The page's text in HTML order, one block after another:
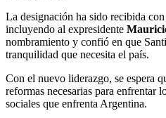
La designación ha sido recibida
incluyendo al expresidente
nombramiento y confió en que
tranquilidad que necesita el país.
Con el nuevo liderazgo, se espera
reformas necesarias para enfrentar
sociales que enfrenta Argentina.